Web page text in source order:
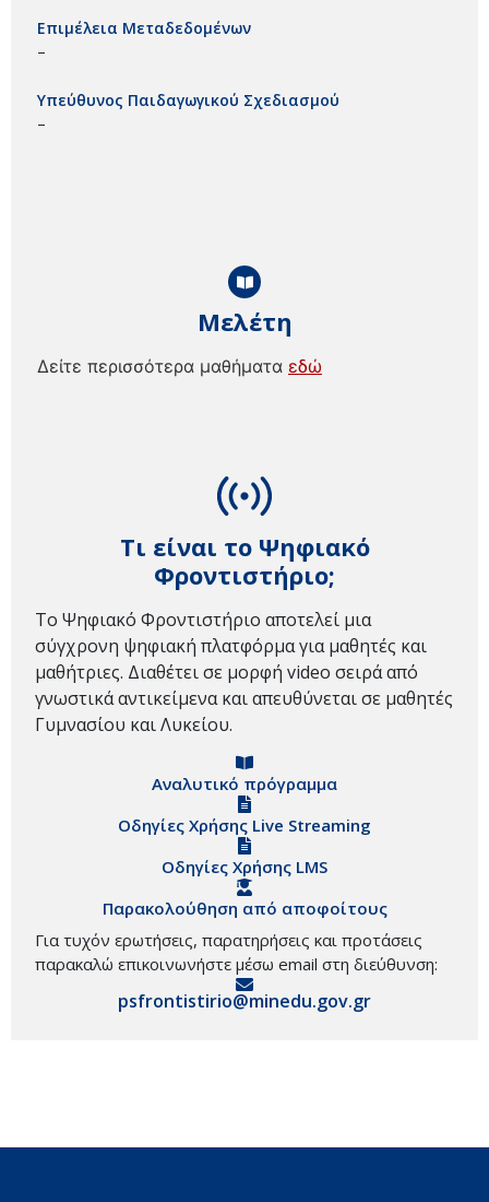
Τι είναι το Ψηφιακό
Φροντιστήριο;
Το Ψηφιακό Φροντιστήριο αποτελεί μια
σύγχρονη ψηφιακή πλατφόρμα για μαθητές και
μαθήτριες. Διαθέτει σε μορφή video σειρά από
γνωστικά αντικείμενα και απευθύνεται σε μαθητές
Γυμνασίου και Λυκείου.
Αναλυτικό πρόγραμμα
Οδηγίες Χρήσης Live Streaming
Οδηγίες Χρήσης LMS
Παρακολούθηση από αποφοίτους
Για τυχόν ερωτήσεις, παρατηρήσεις και προτάσεις
παρακαλώ επικοινωνήστε μέσω email στη διεύθυνση:
psfrontistirio@minedu.gov.gr
Μελέτη
Δείτε περισσότερα μαθήματα εδώ
Επιμέλεια Μεταδεδομένων
–
Υπεύθυνος Παιδαγωγικού Σχεδιασμού
–